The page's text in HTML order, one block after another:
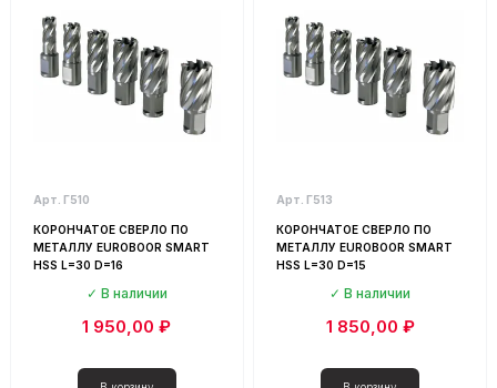
Арт. Г510
КОРОНЧАТОЕ СВЕРЛО ПО
МЕТАЛЛУ EUROBOOR SMART
HSS L=30 D=16
В наличии
1 950,00 ₽
Арт. Г513
КОРОНЧАТОЕ СВЕРЛО ПО
МЕТАЛЛУ EUROBOOR SMART
HSS L=30 D=15
В наличии
1 850,00 ₽